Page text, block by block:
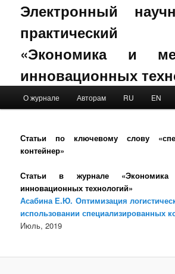
Электронный
практический
«Экономика и
инновационных
Skip to primary content
Skip to secondary content
О журнале Авторам RU EN
Статьи по ключевому слову
контейнер»
Статьи в журнале
инновационных технологий»
Асабина Е.Ю. Оптимизация
использовании специализированных
Июль, 2019